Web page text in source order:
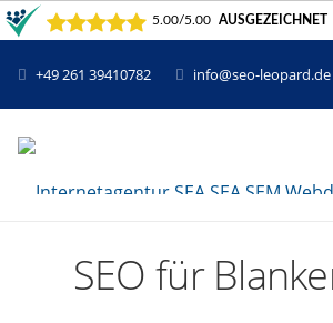
+49 261 39410782 info@seo-leopard.de
SEO für